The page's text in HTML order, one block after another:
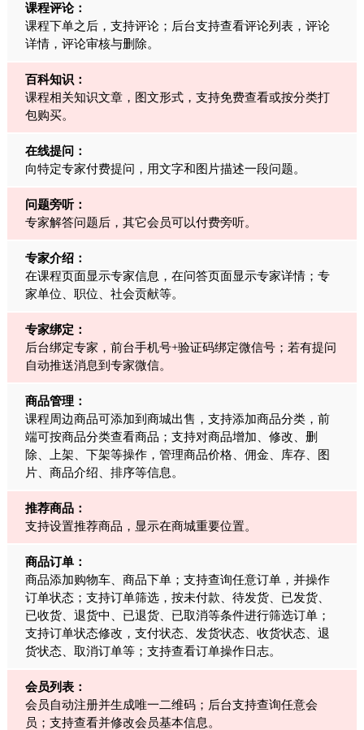
课程评论：
课程下单之后，支持评论；后台支持查看评论列表，评论
详情，评论审核与删除。
百科知识：
课程相关知识文章，图文形式，支持免费查看或按分类打
包购买。
在线提问：
向特定专家付费提问，用文字和图片描述一段问题。
问题旁听：
专家解答问题后，其它会员可以付费旁听。
专家介绍：
在课程页面显示专家信息，在问答页面显示专家详情；专
家单位、职位、社会贡献等。
专家绑定：
后台绑定专家，前台手机号+验证码绑定微信号；若有提问
自动推送消息到专家微信。
商品管理：
课程周边商品可添加到商城出售，支持添加商品分类，前
端可按商品分类查看商品；支持对商品增加、修改、删
除、上架、下架等操作，管理商品价格、佣金、库存、图
片、商品介绍、排序等信息。
推荐商品：
支持设置推荐商品，显示在商城重要位置。
商品订单：
商品添加购物车、商品下单；支持查询任意订单，并操作
订单状态；支持订单筛选，按未付款、待发货、已发货、
已收货、退货中、已退货、已取消等条件进行筛选订单；
支持订单状态修改，支付状态、发货状态、收货状态、退
货状态、取消订单等；支持查看订单操作日志。
会员列表：
会员自动注册并生成唯一二维码；后台支持查询任意会
员；支持查看并修改会员基本信息。